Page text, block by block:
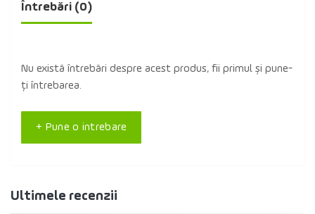
Întrebări (0)
Nu există întrebări despre acest produs, fii primul și pune-
ți întrebarea.
+ Pune o intrebare
Ultimele recenzii